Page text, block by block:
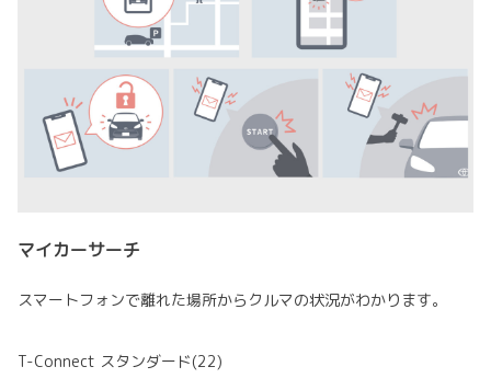
マイカーサーチ
スマートフォンで離れた場所からクルマの状況がわかります。
T-Connect スタンダード(22)